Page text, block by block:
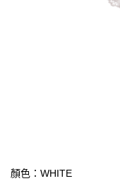
顏色：WHITE